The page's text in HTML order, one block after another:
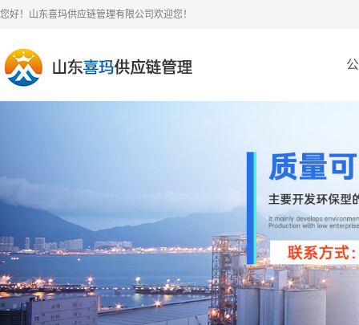
您好！山东喜玛供应链管理有限公司欢迎您！